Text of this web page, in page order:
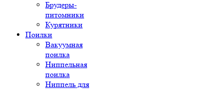
Брудеры-
питомники
Курятники
Поилки
Вакуумная
поилка
Ниппельная
поилка
Ниппель для